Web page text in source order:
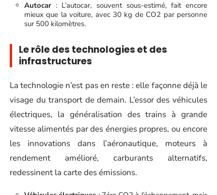
Autocar : L’autocar, souvent sous-estimé, fait encore
mieux que la voiture, avec 30 kg de CO2 par personne
sur 500 kilomètres.
Le rôle des technologies et des
infrastructures
La technologie n’est pas en reste : elle façonne déjà le
visage du transport de demain. L’essor des véhicules
électriques, la généralisation des trains à grande
vitesse alimentés par des énergies propres, ou encore
les innovations dans l’aéronautique, moteurs à
rendement amélioré, carburants alternatifs,
redessinent la carte des émissions.